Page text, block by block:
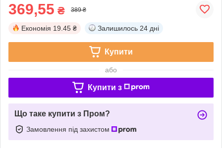
369,55 ₴ 389 ₴
Економія 19.45 ₴ Залишилось 24 дні
Купити
або
Купити з
Що таке купити з Пром?
Замовлення під захистом